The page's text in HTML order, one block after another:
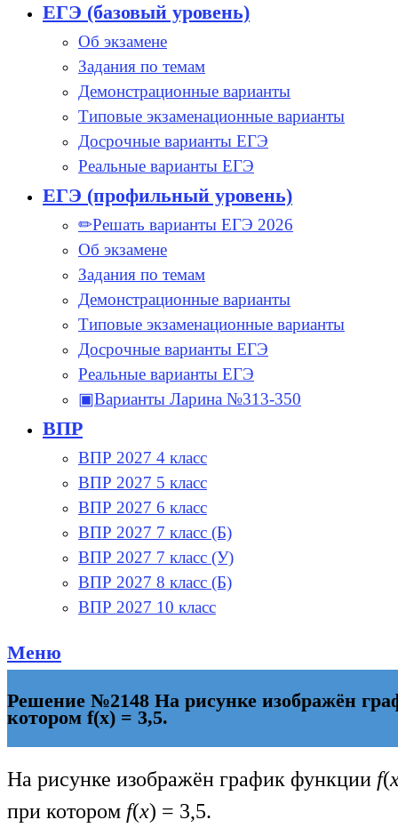
ЕГЭ (базовый уровень)
Об экзамене
Задания по темам
Демонстрационные варианты
Типовые экзаменационные варианты
Досрочные варианты ЕГЭ
Реальные варианты ЕГЭ
ЕГЭ (профильный уровень)
✏Решать варианты ЕГЭ 2026
Об экзамене
Задания по темам
Демонстрационные варианты
Типовые экзаменационные варианты
Досрочные варианты ЕГЭ
Реальные варианты ЕГЭ
▣Варианты Ларина №313-350
ВПР
ВПР 2027 4 класс
ВПР 2027 5 класс
ВПР 2027 6 класс
ВПР 2027 7 класс (Б)
ВПР 2027 7 класс (У)
ВПР 2027 8 класс (Б)
ВПР 2027 10 класс
Меню
Решение №2148 На рисунке изображён
котором f(x) = 3,5.
На рисунке изображён график функции f(
при котором f(x) = 3,5.